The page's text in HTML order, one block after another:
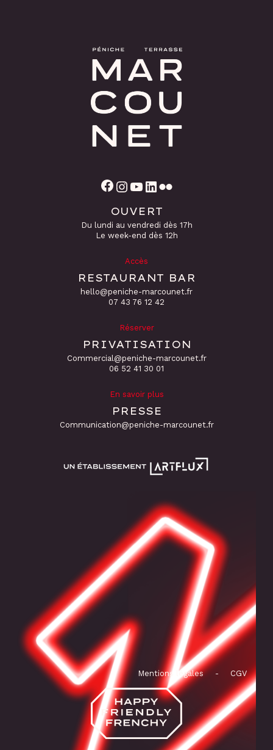
Facebook Instagram YouTube
OUVERT
Du lundi au vendredi dès 17h
Le week-end dès 12h
Accès
RESTAURANT BAR
hello@peniche-marcounet.fr
‭07 43 76 12 42
Réserver
PRIVATISATION
Commercial@peniche-marcounet.fr
06 52 41 30 01
En savoir plus
PRESSE
Communication@peniche-marcounet.fr
Mentions légales - CGV